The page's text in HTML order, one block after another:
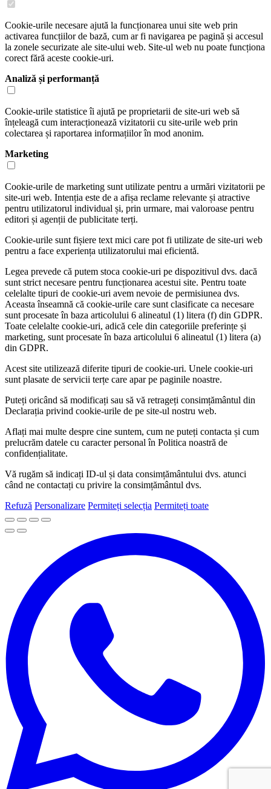
Cookie-urile necesare ajută la funcționarea unui site web prin
activarea funcțiilor de bază, cum ar fi navigarea pe pagină și accesul
la zonele securizate ale site-ului web. Site-ul web nu poate funcționa
corect fără aceste cookie-uri.
Analiză și performanță
Cookie-urile statistice îi ajută pe proprietarii de site-uri web să
înțeleagă cum interacționează vizitatorii cu site-urile web prin
colectarea și raportarea informațiilor în mod anonim.
Marketing
Cookie-urile de marketing sunt utilizate pentru a urmări vizitatorii pe
site-uri web. Intenția este de a afișa reclame relevante și atractive
pentru utilizatorul individual și, prin urmare, mai valoroase pentru
editori și agenții de publicitate terți.
Cookie-urile sunt fișiere text mici care pot fi utilizate de site-uri web
pentru a face experiența utilizatorului mai eficientă.
Legea prevede că putem stoca cookie-uri pe dispozitivul dvs. dacă
sunt strict necesare pentru funcționarea acestui site. Pentru toate
celelalte tipuri de cookie-uri avem nevoie de permisiunea dvs.
Aceasta înseamnă că cookie-urile care sunt clasificate ca necesare
sunt procesate în baza articolului 6 alineatul (1) litera (f) din GDPR.
Toate celelalte cookie-uri, adică cele din categoriile preferințe și
marketing, sunt procesate în baza articolului 6 alineatul (1) litera (a)
din GDPR.
Acest site utilizează diferite tipuri de cookie-uri. Unele cookie-uri
sunt plasate de servicii terțe care apar pe paginile noastre.
Puteți oricând să modificați sau să vă retrageți consimțământul din
Declarația privind cookie-urile de pe site-ul nostru web.
Aflați mai multe despre cine suntem, cum ne puteți contacta și cum
prelucrăm datele cu caracter personal în Politica noastră de
confidențialitate.
Vă rugăm să indicați ID-ul și data consimțământului dvs. atunci
când ne contactați cu privire la consimțământul dvs.
Refuză Personalizare Permiteți selecția Permiteți toate